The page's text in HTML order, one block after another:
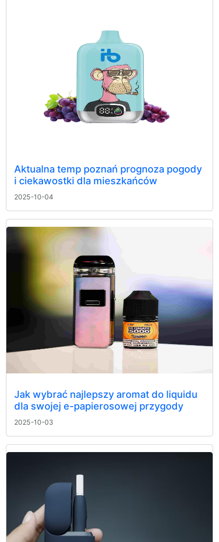
Aktualna temp poznań prognoza pogody
i ciekawostki dla mieszkańców
2025-10-04
Jak wybrać najlepszy aromat do liquidu
dla swojej e-papierosowej przygody
2025-10-03